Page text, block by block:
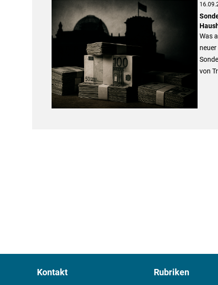
Was
von
Kontakt Rubriken